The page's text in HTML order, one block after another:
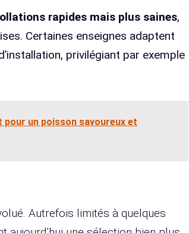
rapides mais plus saines,
Certaines enseignes adaptent
privilégiant par exemple
un poisson savoureux et
Autrefois limités à quelques